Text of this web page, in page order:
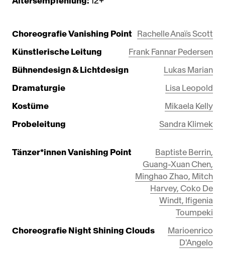
Choreografie Vanishing Point Rachelle Anaïs Scott
Künstlerische Leitung
Frank Fannar Pedersen
Bühnendesign & Lichtdesign
Lukas Marian
Dramaturgie
Lisa Leopold
Kostüme
Mikaela Kelly
Probeleitung
Sandra Klimek
Tänzer*innen Vanishing Point
Baptiste Berrin,
Guang-Xuan Chen,
Minghao Zhao, Mitch
Harvey, Coko De
Windt, Ifigenia
Toumpeki
Choreografie Night Shining Clouds
Marioenrico
D'Angelo